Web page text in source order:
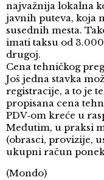
najvažnija lokalna
javnih puteva, koja
susednih mesta.
imati taksu od
drugoj.
Cena tehničkog
Još jedna stavka
registracije, a to je
propisana cena
PDV‑om kreće u
Međutim, u praksi
(obrasci, provizije,
ukupni račun
(Mondo)